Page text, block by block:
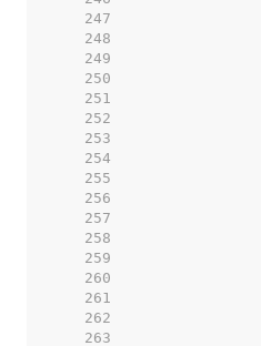
   247
   248
   249
   250
   251
   252
   253
   254
   255
   256
   257
   258
   259
   260
   261
   262
   263